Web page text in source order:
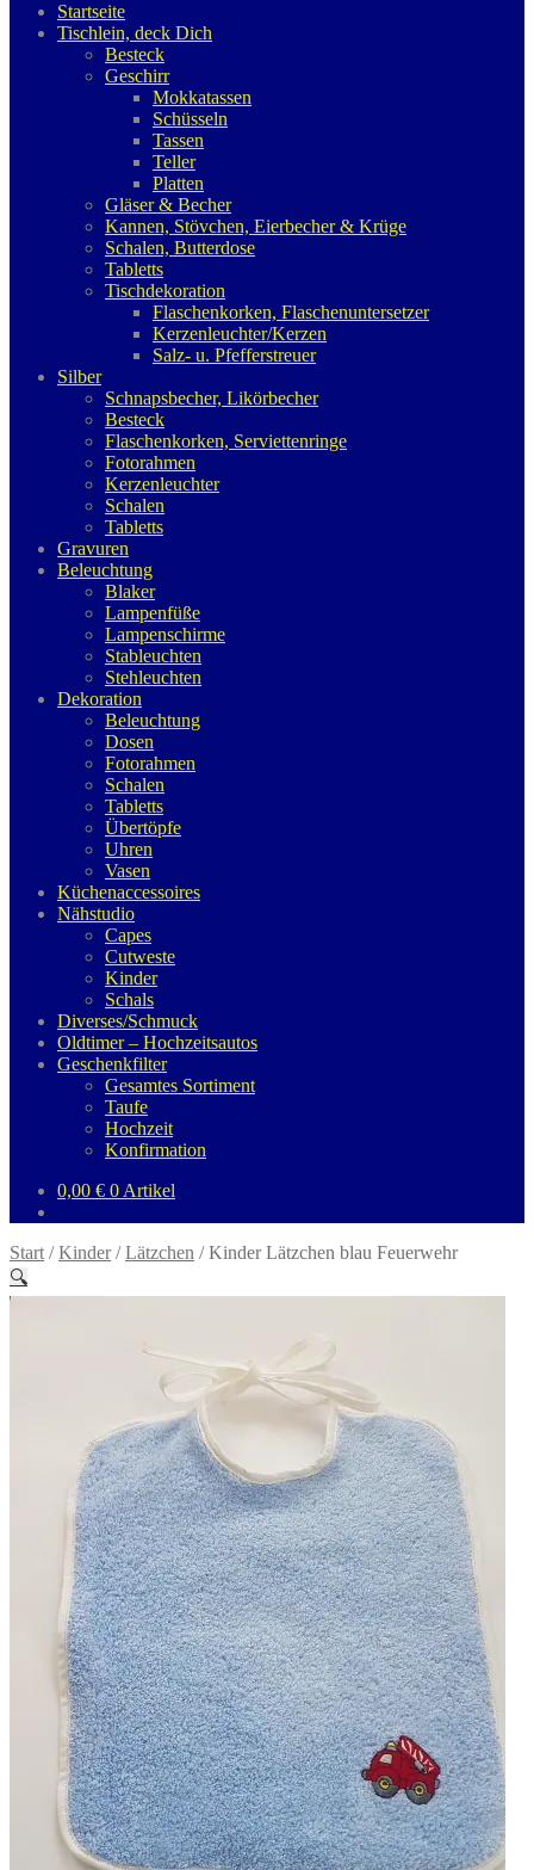
Startseite
Tischlein, deck Dich
Besteck
Geschirr
Mokkatassen
Schüsseln
Tassen
Teller
Platten
Gläser & Becher
Kannen, Stövchen, Eierbecher & Krüge
Schalen, Butterdose
Tabletts
Tischdekoration
Flaschenkorken, Flaschenuntersetzer
Kerzenleuchter/Kerzen
Salz- u. Pfefferstreuer
Silber
Schnapsbecher, Likörbecher
Besteck
Flaschenkorken, Serviettenringe
Fotorahmen
Kerzenleuchter
Schalen
Tabletts
Gravuren
Beleuchtung
Blaker
Lampenfüße
Lampenschirme
Stableuchten
Stehleuchten
Dekoration
Beleuchtung
Dosen
Fotorahmen
Schalen
Tabletts
Übertöpfe
Uhren
Vasen
Küchenaccessoires
Nähstudio
Capes
Cutweste
Kinder
Schals
Diverses/Schmuck
Oldtimer – Hochzeitsautos
Geschenkfilter
Gesamtes Sortiment
Taufe
Hochzeit
Konfirmation
0,00 € 0 Artikel
Start /Kinder/Lätzchen /Kinder Lätzchen blau Feuerwehr
🔍